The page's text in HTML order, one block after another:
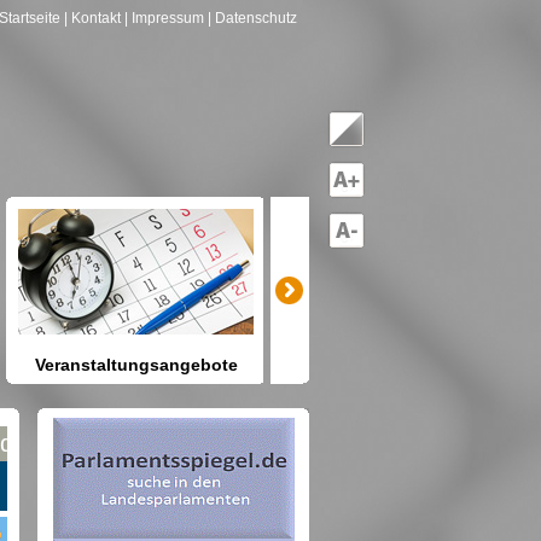
Startseite | Kontakt | Impressum | Datenschutz
Veranstaltungsangebote
Sie Berlin und seine Angebote?
nach Gruppen--->hier drücken